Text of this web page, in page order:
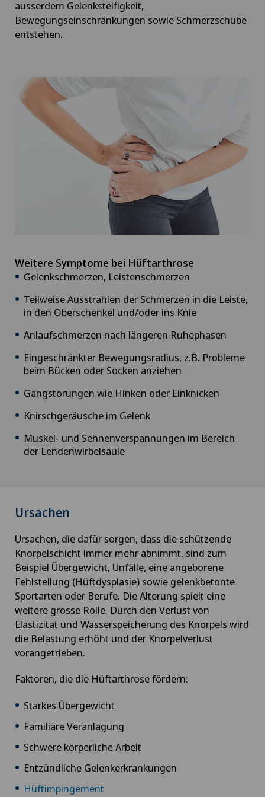
Augenentzündungen
Augensprechstunden
Ayurvedische Massage
Babymoon im Swiss Medical Network
Bänderriss / Bandverletzung
Bandscheibenprothese | Künstliche
Bandscheibenvorfall
Bandscheibenvorfall Brustwirbelsäule
Bandscheibenvorfall Halswirbelsäule –
Bandscheibenvorfall Lendenwirbelsäule (LWS)
Brustkrebs
Check-Up für Sportler
Check-up für Unternehmen
Chiropraktik
Computertomographie
Dermatologie und Venerologie
DIAfit – Diabetes and Exercise Program
ausserdem Gelenksteifigkeit,
Bewegungseinschränkungen sowie Schmerzschübe
entstehen.
Weitere Symptome bei Hüftarthrose
Gelenkschmerzen, Leistenschmerzen
Teilweise Ausstrahlen der Schmerzen in die Leiste,
in den Oberschenkel und/oder ins Knie
Anlaufschmerzen nach längeren Ruhephasen
Eingeschränkter Bewegungsradius, z.B. Probleme
beim Bücken oder Socken anziehen
Gangstörungen wie Hinken oder Einknicken
Knirschgeräusche im Gelenk
Muskel- und Sehnenverspannungen im Bereich
der Lendenwirbelsäule
Ursachen
Ursachen, die dafür sorgen, dass die schützende
Knorpelschicht immer mehr abnimmt, sind zum
Beispiel Übergewicht, Unfälle, eine angeborene
Fehlstellung (Hüftdysplasie) sowie gelenkbetonte
Sportarten oder Berufe. Die Alterung spielt eine
weitere grosse Rolle. Durch den Verlust von
Elastizität und Wasserspeicherung des Knorpels wird
die Belastung erhöht und der Knorpelverlust
vorangetrieben.
Faktoren, die die Hüftarthrose fördern:
Starkes Übergewicht
Familiäre Veranlagung
Schwere körperliche Arbeit
Entzündliche Gelenkerkrankungen
Hüftimpingement